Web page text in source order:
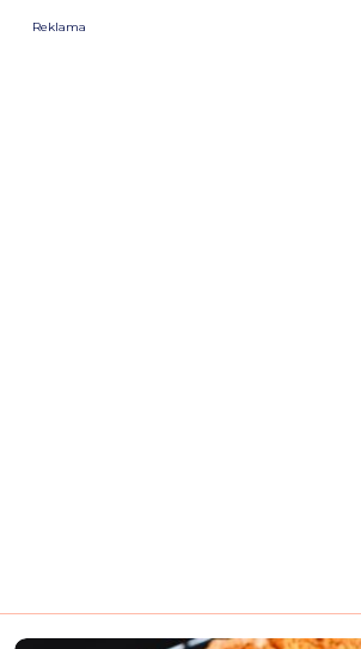
Reklama